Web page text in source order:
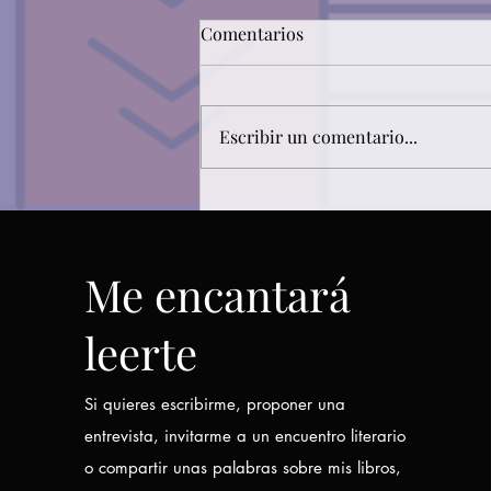
Carmen Galvañ recibe un
La Olmeda
Comentarios
Escribir un comentario...
Me encantará
leerte
Si quieres escribirme, proponer una
entrevista, invitarme a un encuentro literario
o compartir unas palabras sobre mis libros,